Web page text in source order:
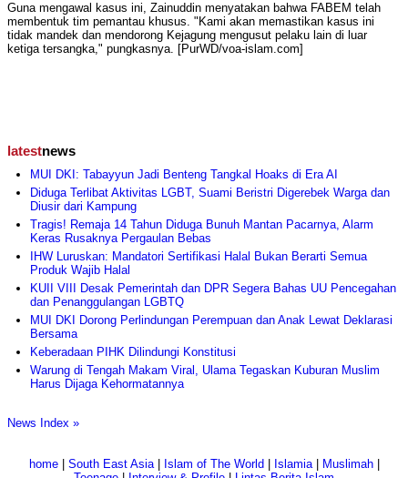
Guna mengawal kasus ini, Zainuddin menyatakan bahwa FABEM telah
membentuk tim pemantau khusus. "Kami akan memastikan kasus ini
tidak mandek dan mendorong Kejagung mengusut pelaku lain di luar
ketiga tersangka," pungkasnya. [PurWD/voa-islam.com]
latestnews
MUI DKI: Tabayyun Jadi Benteng Tangkal Hoaks di Era AI
Diduga Terlibat Aktivitas LGBT, Suami Beristri Digerebek Warga dan
Diusir dari Kampung
Tragis! Remaja 14 Tahun Diduga Bunuh Mantan Pacarnya, Alarm
Keras Rusaknya Pergaulan Bebas
IHW Luruskan: Mandatori Sertifikasi Halal Bukan Berarti Semua
Produk Wajib Halal
KUII VIII Desak Pemerintah dan DPR Segera Bahas UU Pencegahan
dan Penanggulangan LGBTQ
MUI DKI Dorong Perlindungan Perempuan dan Anak Lewat Deklarasi
Bersama
Keberadaan PIHK Dilindungi Konstitusi
Warung di Tengah Makam Viral, Ulama Tegaskan Kuburan Muslim
Harus Dijaga Kehormatannya
News Index »
home| South East Asia| Islam of The World Islamia| Muslimah|